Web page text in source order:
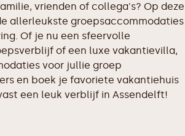
vrienden of collega's? Op deze
allerleukste groepsaccommodaties
Of je nu een sfeervolle
of een luxe vakantievilla,
voor jullie groep
en boek je favoriete vakantiehuis
een leuk verblijf in Assendelft!